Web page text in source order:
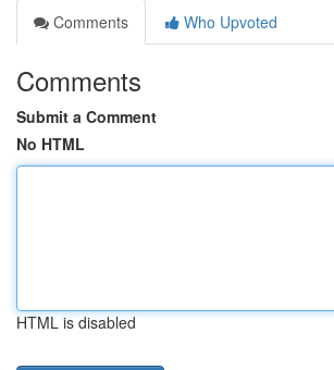
Comments
Who Upvoted
Comments
Submit a Comment
No HTML
HTML is disabled